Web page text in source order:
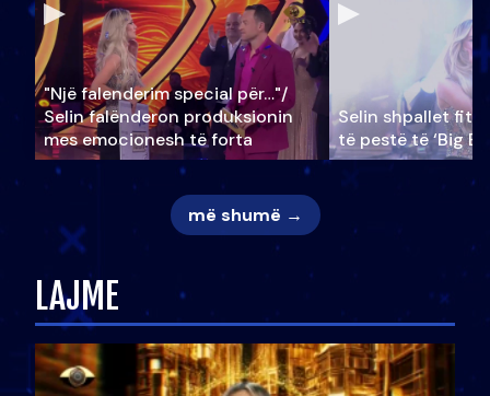
"Një falenderim special për…"/
Selin falënderon produksionin
mes emocionesh të forta
Selin shpallet
të pestë të ‘Big
më shumë →
LAJME